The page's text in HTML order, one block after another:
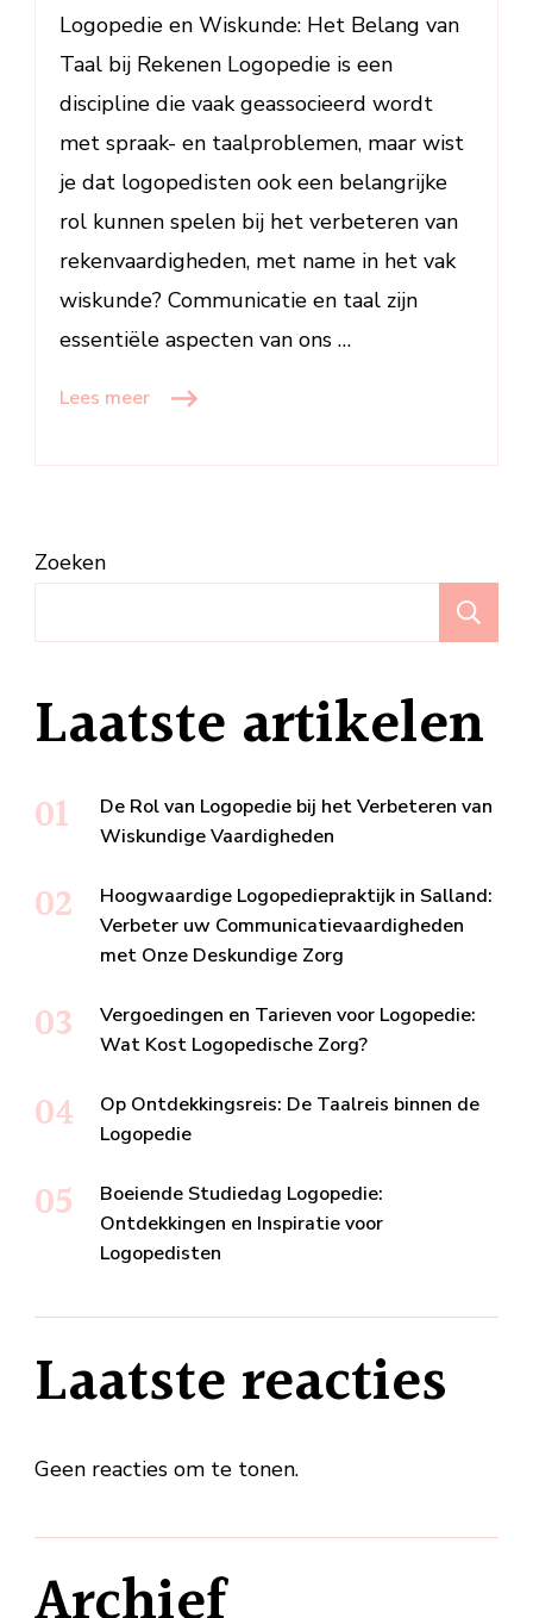
Logopedie en Wiskunde: Het Belang van
Taal bij Rekenen Logopedie is een
discipline die vaak geassocieerd wordt
met spraak- en taalproblemen, maar wist
je dat logopedisten ook een belangrijke
rol kunnen spelen bij het verbeteren van
rekenvaardigheden, met name in het vak
wiskunde? Communicatie en taal zijn
essentiële aspecten van ons …
Lees meer
Zoeken
Laatste artikelen
De Rol van Logopedie bij het Verbeteren van
Wiskundige Vaardigheden
Hoogwaardige Logopediepraktijk in Salland:
Verbeter uw Communicatievaardigheden
met Onze Deskundige Zorg
Vergoedingen en Tarieven voor Logopedie:
Wat Kost Logopedische Zorg?
Op Ontdekkingsreis: De Taalreis binnen de
Logopedie
Boeiende Studiedag Logopedie:
Ontdekkingen en Inspiratie voor
Logopedisten
Laatste reacties
Geen reacties om te tonen.